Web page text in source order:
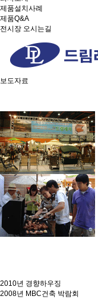
제품설치사례
제품Q&A
전시장 오시는길
보도자료
2010년 경향하우징
2008년 MBC건축 박람회